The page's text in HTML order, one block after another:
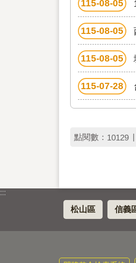
115-08-05
115-08-05
115-08-05
115-07-28
點閱數： 10129
:::
松山區 信義